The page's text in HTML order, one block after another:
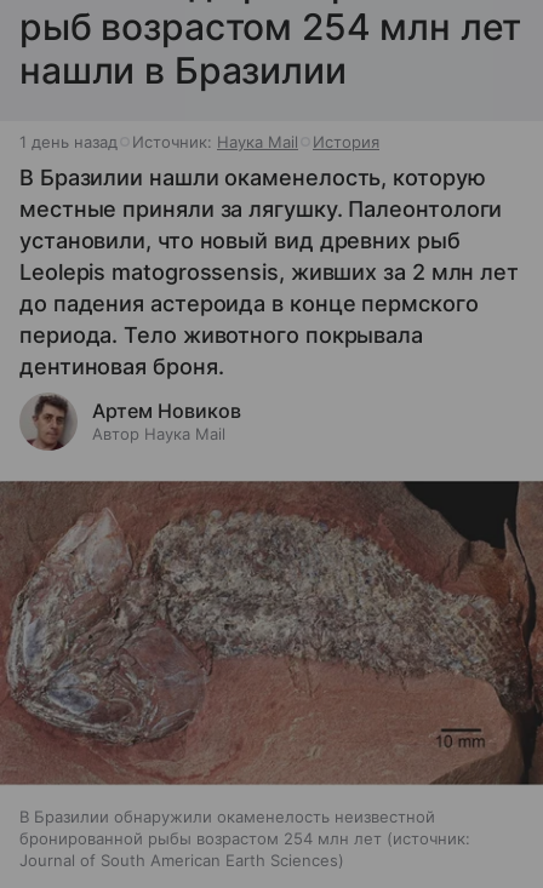
рыб возрастом 254 млн лет
нашли в Бразилии
1 день назад Источник: Наука Mail История
В Бразилии нашли окаменелость, которую
местные приняли за лягушку. Палеонтологи
установили, что новый вид древних рыб
Leolepis matogrossensis, живших за 2 млн лет
до падения астероида в конце пермского
периода. Тело животного покрывала
дентиновая броня.
Артем Новиков
Автор Наука Mail
В Бразилии обнаружили окаменелость неизвестной
бронированной рыбы возрастом 254 млн лет
источник:
Journal of South American Earth Sciences